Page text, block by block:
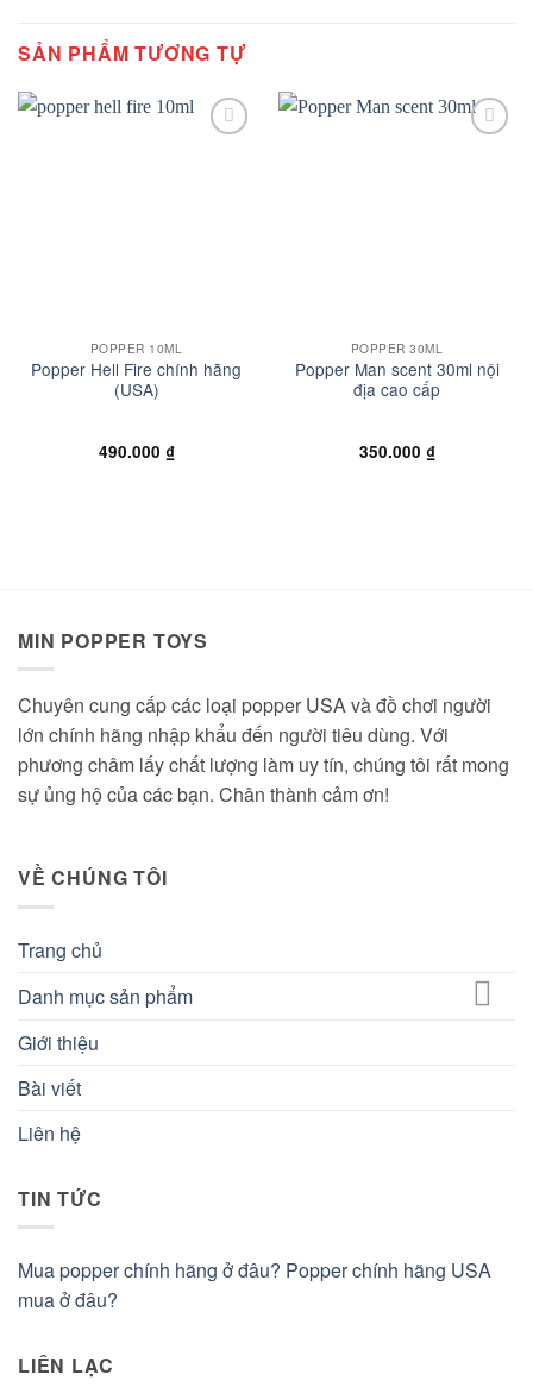
SẢN PHẨM TƯƠNG TỰ
POPPER 10ML
Popper Hell Fire chính hãng
(USA)
490.000 ₫
POPPER 30ML
Popper Man scent 30ml nội
địa cao cấp
350.000 ₫
MIN POPPER TOYS
Chuyên cung cấp các loại popper USA và đồ chơi người
lớn chính hãng nhập khẩu đến người tiêu dùng. Với
phương châm lấy chất lượng làm uy tín, chúng tôi rất mong
sự ủng hộ của các bạn. Chân thành cảm ơn!
VỀ CHÚNG TÔI
Trang chủ
Danh mục sản phẩm
Giới thiệu
Bài viết
Liên hệ
TIN TỨC
Mua popper chính hãng ở đâu? Popper chính hãng USA
mua ở đâu?
LIÊN LẠC